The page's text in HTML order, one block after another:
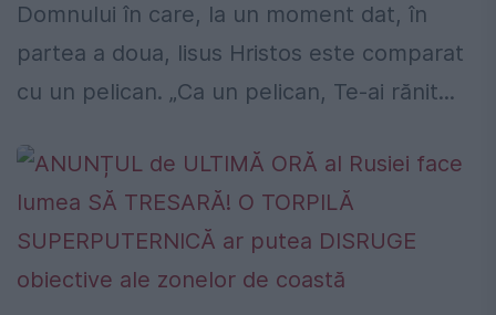
Domnului în care, la un moment dat, în
partea a doua, Iisus Hristos este comparat
cu un pelican. „Ca un pelican, Te-ai rănit...